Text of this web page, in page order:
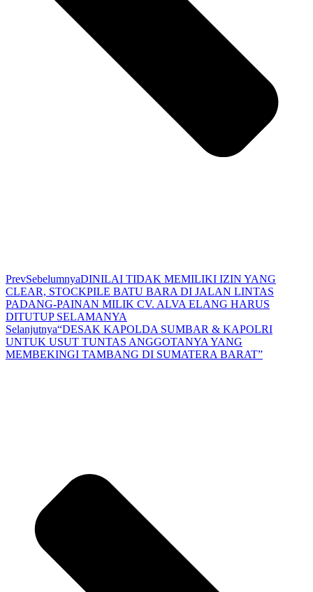
PrevSebelumnyaDINILAI TIDAK MEMILIKI IZIN YANG
CLEAR, STOCKPILE BATU BARA DI JALAN LINTAS
PADANG-PAINAN MILIK CV. ALVA ELANG HARUS
DITUTUP SELAMANYA
Selanjutnya“DESAK KAPOLDA SUMBAR & KAPOLRI
UNTUK USUT TUNTAS ANGGOTANYA YANG
MEMBEKINGI TAMBANG DI SUMATERA BARAT”